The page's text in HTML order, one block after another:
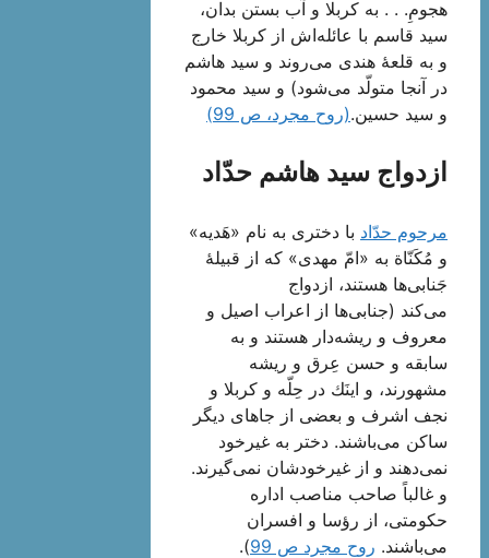
هجومِ. . . به كربلا و آب بستن بدان،
سید قاسم با عائله‌اش از كربلا خارج
و به قلعۀ هندى می‌روند و سید هاشم
در آنجا متولّد مى‌شود) و سید محمود
و سید حسین.(روح مجرد، ص 99)
ازدواج سید هاشم حدّاد
مرحوم حدّادبا دخترى به نام «هَدیه»
و مُكَنّاة به «امّ مهدى» كه از قبیلۀ
جَنابى‌ها هستند، ازدواج
می‌كند (جنابى‌ها از اعراب اصیل و
معروف و ریشه‌دار هستند و به
سابقه و حسن عِرق و ریشه
مشهورند، و اینَك در حِلّه و كربلا و
نجف اشرف و بعضى از جاهاى دیگر
ساكن مى‌باشند. دختر به غیرخود
نمی‌دهند و از غیرخودشان نمى‌گیرند.
و غالباً صاحب مناصب اداره
حكومتى، از رؤسا و افسران
مى‌باشند.روح مجرد ص 99
).